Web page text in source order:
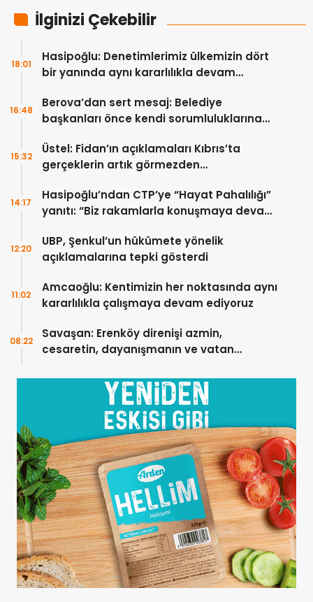
İlginizi Çekebilir
Hasipoğlu: Denetimlerimiz ülkemizin dört
bir yanında aynı kararlılıkla devam
18:01
Berova’dan sert mesaj: Belediye
başkanları önce kendi sorumluluklarına
16:48
Üstel: Fidan’ın açıklamaları Kıbrıs’ta
gerçeklerin artık görmezden
15:32
Hasipoğlu’ndan CTP’ye “Hayat Pahalılığı”
yanıtı: “Biz rakamlarla konuşmaya devam
14:17
UBP, Şenkul’un hükümete yönelik
açıklamalarına tepki gösterdi
12:20
Amcaoğlu: Kentimizin her noktasında aynı
kararlılıkla çalışmaya devam ediyoruz
11:02
Savaşan: Erenköy direnişi azmin,
cesaretin, dayanışmanın ve vatan
08:22